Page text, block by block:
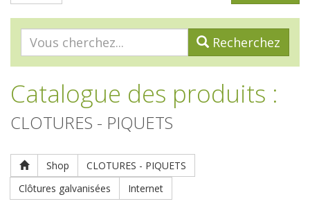
Recherchez
Catalogue des produits :
CLOTURES - PIQUETS
Shop
CLOTURES - PIQUETS
Clôtures galvanisées
Internet